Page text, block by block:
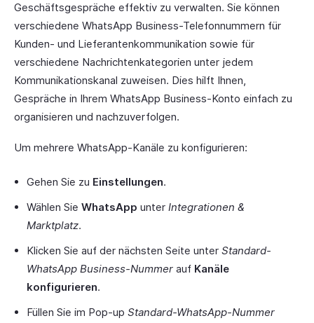
Geschäftsgespräche effektiv zu verwalten. Sie können
verschiedene WhatsApp Business-Telefonnummern für
Kunden- und Lieferantenkommunikation sowie für
verschiedene Nachrichtenkategorien unter jedem
Kommunikationskanal zuweisen. Dies hilft Ihnen,
Gespräche in Ihrem WhatsApp Business-Konto einfach zu
organisieren und nachzuverfolgen.
Um mehrere WhatsApp-Kanäle zu konfigurieren:
Gehen Sie zu Einstellungen.
Wählen Sie WhatsApp unter Integrationen &
Marktplatz.
Klicken Sie auf der nächsten Seite unter Standard-
WhatsApp Business-Nummer auf Kanäle
konfigurieren.
Füllen Sie im Pop-up Standard-WhatsApp-Nummer